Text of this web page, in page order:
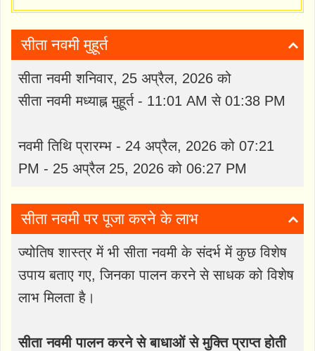
सीता नवमी मुहूर्त
सीता नवमी शनिवार, 25 अप्रैल, 2026 को
सीता नवमी मध्याह्न मुहूर्त - 11:01 AM से 01:38 PM
नवमी तिथि प्रारम्भ - 24 अप्रैल, 2026 को 07:21
PM - 25 अप्रैल 25, 2026 को 06:27 PM
सीता नवमी पर पूजा करने के लाभ
ज्योतिष शास्त्र में भी सीता नवमी के संदर्भ में कुछ विशेष
उपाय बताए गए, जिनका पालन करने से साधक को विशेष
लाभ मिलता है।
सीता नवमी पालन करने से बाधाओं से मुक्ति प्राप्त होती